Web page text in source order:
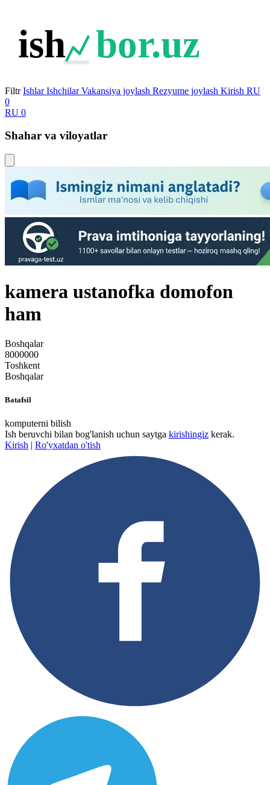
ish bor.uz
Filtr Ishlar Ishchilar Vakansiya joylash Rezyume joylash Kirish RU
0
RU 0
Shahar va viloyatlar
kamera ustanofka domofon
ham
Boshqalar
8000000
Toshkent
Boshqalar
Batafsil
komputerni bilish
Ish beruvchi bilan bog'lanish uchun saytga kirishingiz kerak.
Kirish | Ro'yxatdan o'tish